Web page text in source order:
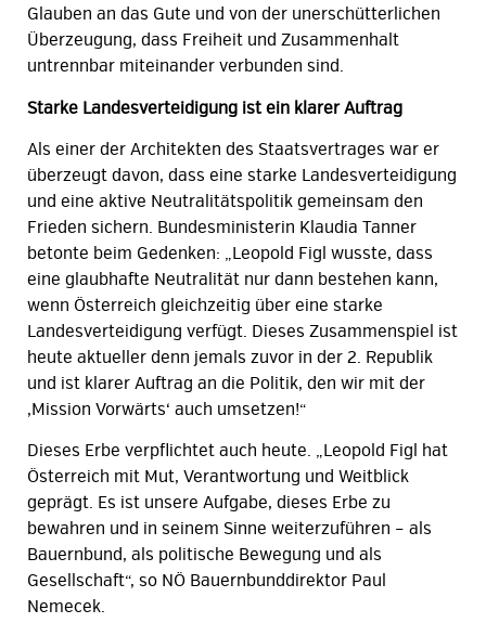
Glauben an das Gute und von der unerschütterlichen
Überzeugung, dass Freiheit und Zusammenhalt
untrennbar miteinander verbunden sind.
Starke Landesverteidigung ist ein klarer Auftrag
Als einer der Architekten des Staatsvertrages war er
überzeugt davon, dass eine starke Landesverteidigung
und eine aktive Neutralitätspolitik gemeinsam den
Frieden sichern. Bundesministerin Klaudia Tanner
betonte beim Gedenken: „Leopold Figl wusste, dass
eine glaubhafte Neutralität nur dann bestehen kann,
wenn Österreich gleichzeitig über eine starke
Landesverteidigung verfügt. Dieses Zusammenspiel ist
heute aktueller denn jemals zuvor in der 2. Republik
und ist klarer Auftrag an die Politik, den wir mit der
‚Mission Vorwärts‘ auch umsetzen!“
Dieses Erbe verpflichtet auch heute. „Leopold Figl hat
Österreich mit Mut, Verantwortung und Weitblick
geprägt. Es ist unsere Aufgabe, dieses Erbe zu
bewahren und in seinem Sinne weiterzuführen – als
Bauernbund, als politische Bewegung und als
Gesellschaft“, so NÖ Bauernbunddirektor Paul
Nemecek.